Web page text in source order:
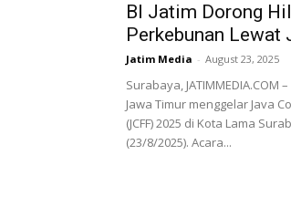
BI Jatim Dorong
Perkebunan Lewat
Jatim Media - August 23, 2025
Surabaya, JATIMMEDIA.COM
Jawa Timur menggelar Java
(JCFF) 2025 di Kota Lama
(23/8/2025). Acara...